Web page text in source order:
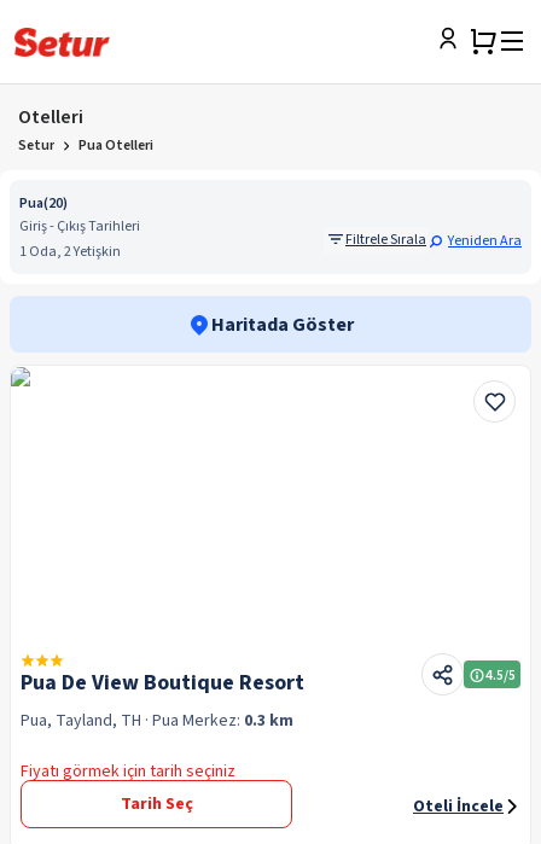
Otelleri
Setur Pua Otelleri
Pua(20)
Giriş - Çıkış Tarihleri
1 Oda, 2 Yetişkin
Filtrele Sırala Yeniden Ara
Haritada Göster
Pua De View Boutique Resort 4.5/5
Pua, Tayland, TH · Pua Merkez: 0.3 km
Fiyatı görmek için tarih seçiniz
Tarih Seç
Oteli İncele